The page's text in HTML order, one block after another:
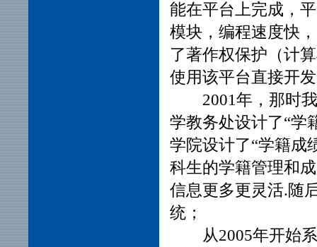
能在平台上完成，
模块，编程速度快
了著作权保护（计
使用该平台直接开
2001年，那时
学教务处设计了“学
学院设计了“学籍成
科生的学籍管理和
信息更多更灵活.随
统；
从2005年开始